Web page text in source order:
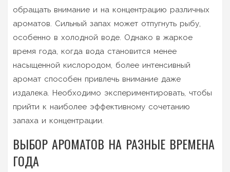
обращать внимание и на концентрацию различных
ароматов. Сильный запах может отпугнуть рыбу,
особенно в холодной воде. Однако в жаркое
время года, когда вода становится менее
насыщенной кислородом, более интенсивный
аромат способен привлечь внимание даже
издалека. Необходимо экспериментировать, чтобы
прийти к наиболее эффективному сочетанию
запаха и концентрации.
ВЫБОР АРОМАТОВ НА РАЗНЫЕ ВРЕМЕНА
ГОДА